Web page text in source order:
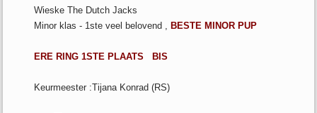
WieskeThe Dutch Jacks
Minor klas - 1ste veel belovend , BESTE MINOR PUP
ERE RING 1STE PLAATS BIS
Keurmeester :Tijana Konrad (RS)